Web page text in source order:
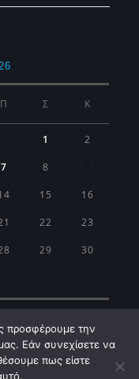
Π Σ Κ
1 2
7 8
15 16
22 23
29 30
προσφέρουμε την
Εάν συνεχίσετε να
πως είστε